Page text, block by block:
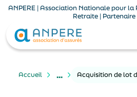
ANPERE | Association Nationale pour
Retraite |
Accueil ...